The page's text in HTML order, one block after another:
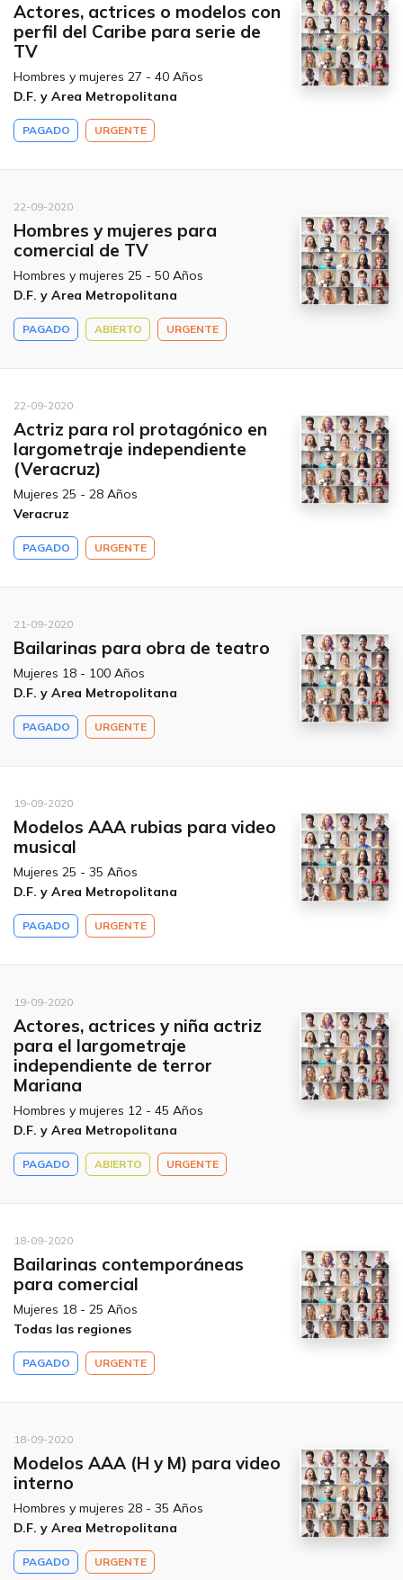
Actores, actrices o modelos con
perfil del Caribe para serie de
TV
Hombres y mujeres 27 - 40 Años
D.F. y Area Metropolitana
PAGADO URGENTE
22-09-2020
Hombres y mujeres para
comercial de TV
Hombres y mujeres 25 - 50 Años
D.F. y Area Metropolitana
PAGADO ABIERTO URGENTE
22-09-2020
Actriz para rol protagónico en
largometraje independiente
(Veracruz)
Mujeres 25 - 28 Años
Veracruz
PAGADO URGENTE
21-09-2020
Bailarinas para obra de teatro
Mujeres 18 - 100 Años
D.F. y Area Metropolitana
PAGADO URGENTE
19-09-2020
Modelos AAA rubias para video
musical
Mujeres 25 - 35 Años
D.F. y Area Metropolitana
PAGADO URGENTE
19-09-2020
Actores, actrices y niña actriz
para el largometraje
independiente de terror
Mariana
Hombres y mujeres 12 - 45 Años
D.F. y Area Metropolitana
PAGADO ABIERTO URGENTE
18-09-2020
Bailarinas contemporáneas
para comercial
Mujeres 18 - 25 Años
Todas las regiones
PAGADO URGENTE
18-09-2020
Modelos AAA (H y M) para video
interno
Hombres y mujeres 28 - 35 Años
D.F. y Area Metropolitana
PAGADO URGENTE